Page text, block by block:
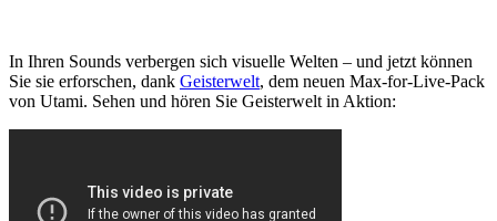
In Ihren Sounds verbergen sich visuelle Welten – und jetzt können
Sie sie erforschen, dank Geisterwelt, dem neuen Max-for-Live-Pack
von Utami. Sehen und hören Sie Geisterwelt in Aktion: